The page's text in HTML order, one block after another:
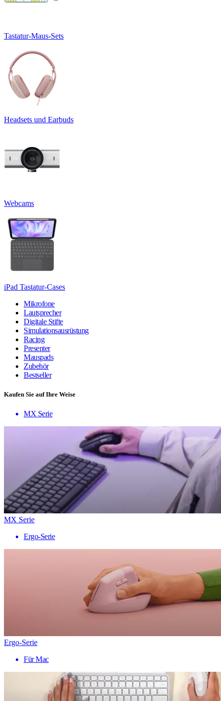
Tastatur-Maus-Sets
Headsets und Earbuds
Webcams
iPad Tastatur-Cases
Mikrofone
Lautsprecher
Digitale Stifte
Simulationsausrüstung
Racing
Presenter
Mauspads
Zubehör
Bestseller
Kaufen Sie auf Ihre Weise
MX Serie
MX Serie
Ergo-Serie
Ergo-Serie
Für Mac